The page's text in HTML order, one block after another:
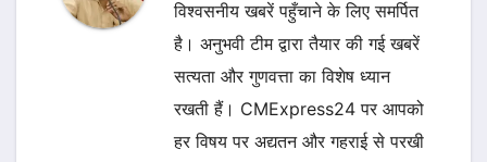
विश्वसनीय खबरें पहुँचाने के लिए समर्पित
है। अनुभवी टीम द्वारा तैयार की गई खबरें
सत्यता और गुणवत्ता का विशेष ध्यान
रखती हैं। CMExpress24 पर आपको
हर विषय पर अद्यतन और गहराई से परखी